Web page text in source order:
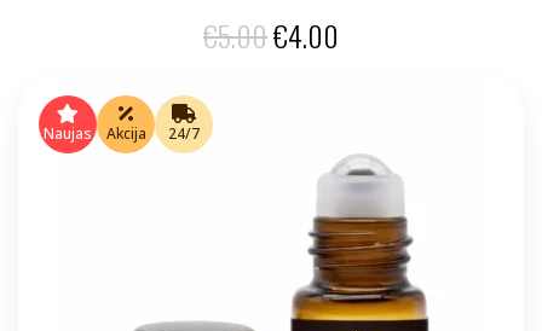
€5.00Original
€5.00.
€4.00
€4.00.
Naujas Akcija 24/7